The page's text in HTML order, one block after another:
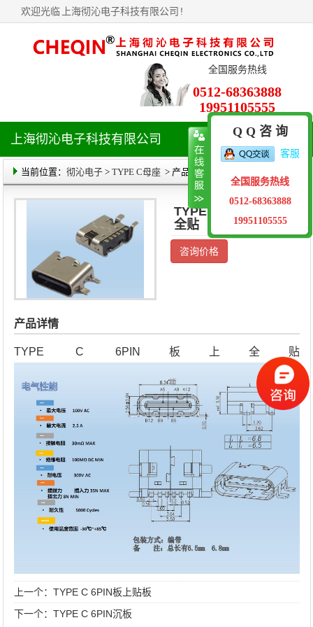
欢迎光临 上海彻沁电子科技有限公司 !
全国服务热线
0512-68363888
19951105555
航
单
上海彻沁电子科技有限公司
当前位置： 彻沁电子> TYPE C母座 > 产品详情
TYPE C 6PIN板上
全贴
咨询价格
产品详情
TYPE C 6PIN板上全贴
上一个： TYPE C 6PIN板上贴板
下一个： TYPE C 6PIN沉板
Q Q 咨 询
客服
全国服务热线
0512-68363888
19951105555